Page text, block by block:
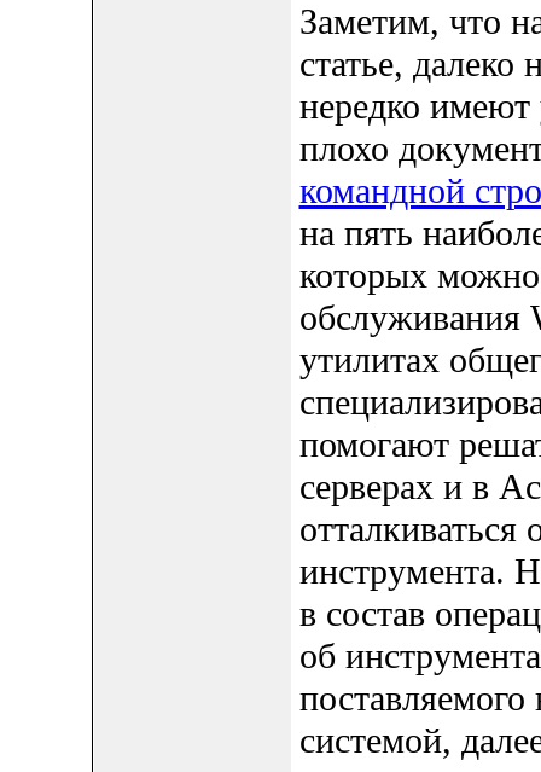
Заметим, что
статье,
нередко
плохо
командной
на пять
которых
обслуживания
утилитах
помогают
серверах и в
инструмента.
в состав
об
системой,